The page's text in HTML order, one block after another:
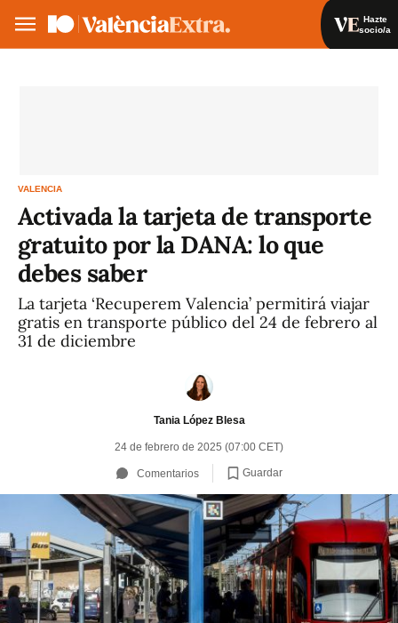
Hazte
socio/a
VALENCIA
Activada la tarjeta de transporte
gratuito por la DANA: lo que
debes saber
La tarjeta ‘Recuperem Valencia’ permitirá viajar
gratis en transporte público del 24 de febrero al
31 de diciembre
Tania López Blesa
24 de febrero de 2025 (07:00 CET)
Comentarios Guardar